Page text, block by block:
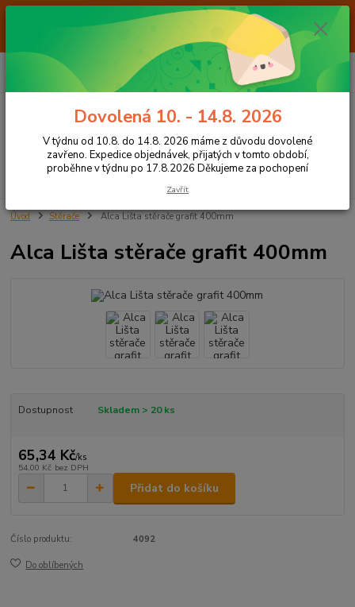
Od 7.8. do 14.8. 2026 máme z důvodu dovolené ZAVŘENO. Expedice
objednávek, přijatých v tomto období, proběhne v týdnu po 17.8.2026
Děkujeme za pochopení
CZK
Hledat
+420 605 283 713
za0,00 Kč
Úvod Stěrače Alca Lišta stěrače grafit 400mm
Alca Lišta stěrače grafit 400mm
Dostupnost Skladem > 20 ks
65,34 Kč/ks
54,00 Kč bez DPH
Přidat do košíku
Číslo produktu: 4092
Do oblíbených
Dovolená 10. - 14.8. 2026
V týdnu od 10.8. do 14.8. 2026 máme z důvodu dovolené
zavřeno. Expedice objednávek, přijatých v tomto období,
proběhne v týdnu po 17.8.2026 Děkujeme za pochopení
Zavřít